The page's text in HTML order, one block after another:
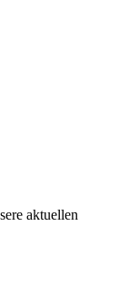
aktuellen